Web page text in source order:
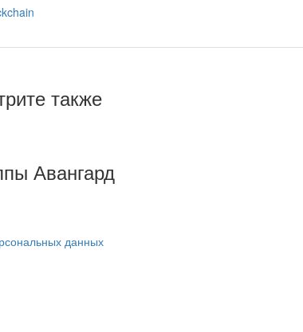
также
Авангард
данных